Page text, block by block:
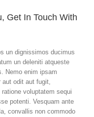
Get In Touch With
un dignissimos ducimus
un deleniti atqueste
Nemo enim ipsam
aut odit aut fugit,
voluptatem sequi
potenti. Vesquam ante
convallis non commodo